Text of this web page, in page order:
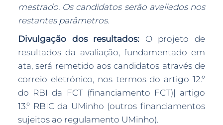
mestrado. Os candidatos serão avaliados nos
restantes parâmetros.
Divulgação dos resultados: O projeto de
resultados da avaliação, fundamentado em
ata, será remetido aos candidatos através de
correio eletrónico, nos termos do artigo 12.º
do RBI da FCT (financiamento FCT)| artigo
13.º RBIC da UMinho (outros financiamentos
sujeitos ao regulamento UMinho).